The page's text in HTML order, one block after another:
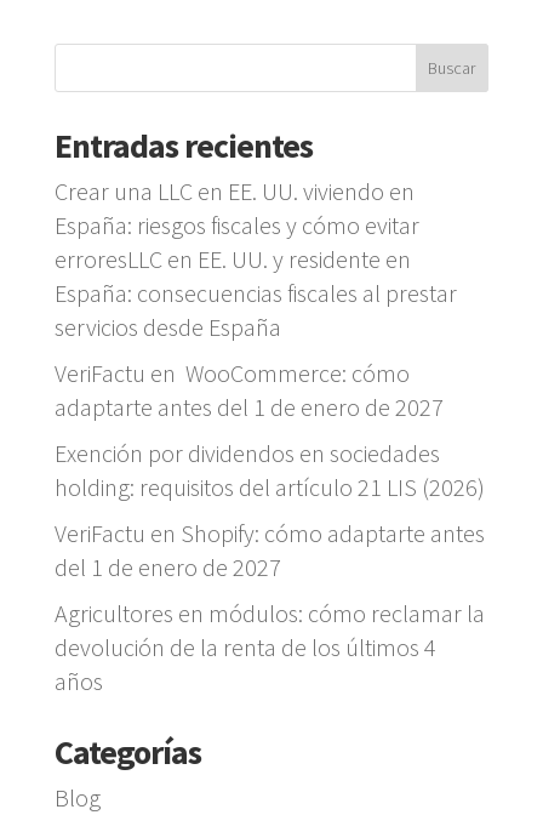
Entradas recientes
Crear una LLC en EE. UU. viviendo en
España: riesgos fiscales y cómo evitar
erroresLLC en EE. UU. y residente en
España: consecuencias fiscales al prestar
servicios desde España
VeriFactu en WooCommerce: cómo
adaptarte antes del 1 de enero de 2027
Exención por dividendos en sociedades
holding: requisitos del artículo 21 LIS (2026)
VeriFactu en Shopify: cómo adaptarte antes
del 1 de enero de 2027
Agricultores en módulos: cómo reclamar la
devolución de la renta de los últimos 4
años
Categorías
Blog